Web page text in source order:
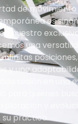
de
es
nuestro
una
posiciones,
y una
sesión en una
para quienes
y
práctica.